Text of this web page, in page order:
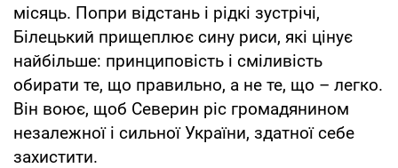
місяць. Попри відстань і рідкі зустрічі,
Білецький прищеплює сину риси, які цінує
найбільше: принциповість і сміливість
обирати те, що правильно, а не те, що – легко.
Він воює, щоб Северин ріс громадянином
незалежної і сильної України, здатної себе
захистити.